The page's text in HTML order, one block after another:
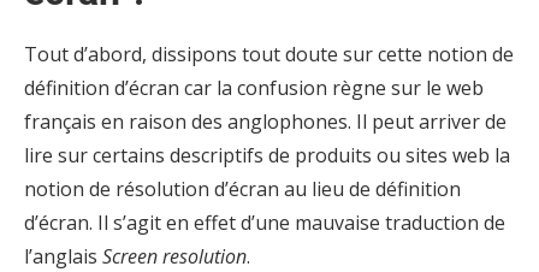
Tout d’abord, dissipons tout doute sur cette notion de
définition d’écran car la confusion règne sur le web
français en raison des anglophones. Il peut arriver de
lire sur certains descriptifs de produits ou sites web la
notion de résolution d’écran au lieu de définition
d’écran. Il s’agit en effet d’une mauvaise traduction de
l’anglais Screen resolution.